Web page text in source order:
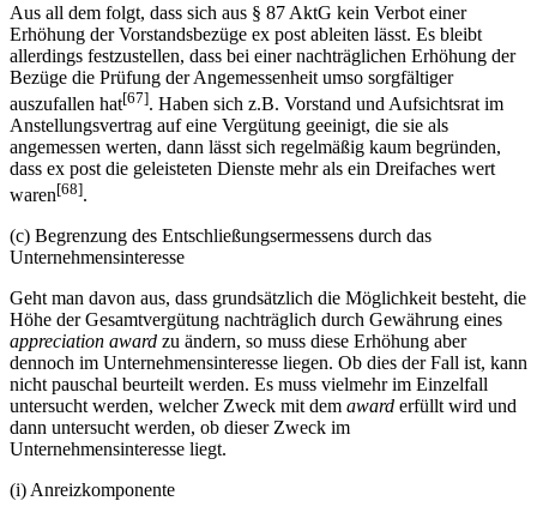
Aus all dem folgt, dass sich aus § 87 AktG kein Verbot einer
Erhöhung der Vorstandsbezüge ex post ableiten lässt. Es bleibt
allerdings festzustellen, dass bei einer nachträglichen Erhöhung der
Bezüge die Prüfung der Angemessenheit umso sorgfältiger
auszufallen hat[67]. Haben sich z.B. Vorstand und Aufsichtsrat im
Anstellungsvertrag auf eine Vergütung geeinigt, die sie als
angemessen werten, dann lässt sich regelmäßig kaum begründen,
dass ex post die geleisteten Dienste mehr als ein Dreifaches wert
waren[68].
(c) Begrenzung des Entschließungsermessens durch das
Unternehmensinteresse
Geht man davon aus, dass grundsätzlich die Möglichkeit besteht, die
Höhe der Gesamtvergütung nachträglich durch Gewährung eines
appreciation award zu ändern, so muss diese Erhöhung aber
dennoch im Unternehmensinteresse liegen. Ob dies der Fall ist, kann
nicht pauschal beurteilt werden. Es muss vielmehr im Einzelfall
untersucht werden, welcher Zweck mit dem award erfüllt wird und
dann untersucht werden, ob dieser Zweck im
Unternehmensinteresse liegt.
(i) Anreizkomponente